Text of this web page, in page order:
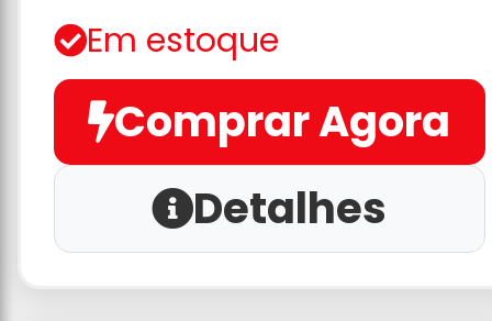
Em estoque
Comprar Agora
Detalhes